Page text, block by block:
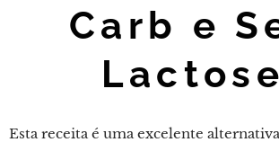
Carb e
Esta receita é uma excelente